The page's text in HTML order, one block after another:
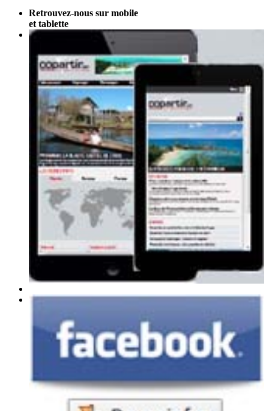
Retrouvez-nous sur mobile
et tablette